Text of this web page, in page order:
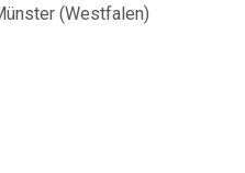
(Westfalen)